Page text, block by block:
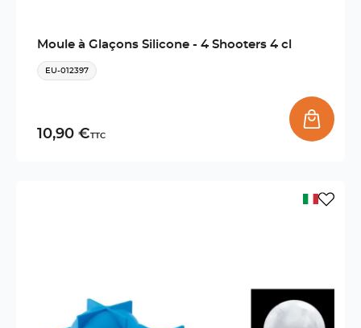
Moule à Glaçons Silicone - 4 Shooters 4 cl
EU-012397
10,90 €TTC